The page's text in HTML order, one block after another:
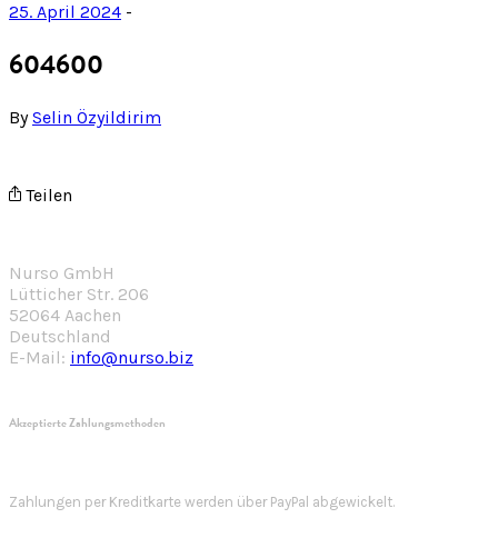
25. April 2024 -
604600
BySelin Özyildirim
Teilen
Nurso GmbH
Lütticher Str. 206
52064 Aachen
Deutschland
E-Mail: info@nurso.biz
Akzeptierte Zahlungsmethoden
Zahlungen per Kreditkarte werden über PayPal abgewickelt.